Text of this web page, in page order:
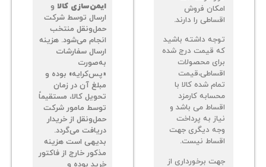
را دارند.
داشته باشید
قیمت درج شده
شده کالا با
می باشد و
به پرداخت
دیگری جهت
برخورداری از
ایمن‌سازی کالاو
ارسال توسط شرکت
حمل‌ونقل منتخب
انجام می‌شود. هزینه
ارسال سفارشات
«پس‌کرایه» بوده و
مبلغ آن در زمان
تحویل کالا، مستقیماً
توسط مامور شرکت
حمل‌ونقل از خریدار
دریافت می‌گردد.
بدیهی است هزینه
مذکور خارج از فاکتور